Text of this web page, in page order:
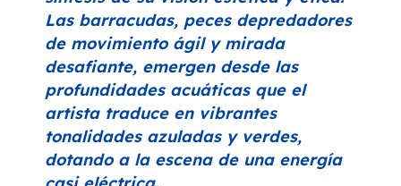
Las barracudas, peces depredadores
de movimiento ágil y mirada
desafiante, emergen desde las
profundidades acuáticas que el
artista traduce en vibrantes
tonalidades azuladas y verdes,
dotando a la escena de una energía